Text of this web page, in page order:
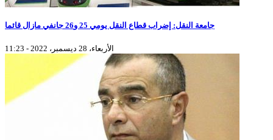
جامعة النقل: إضراب قطاع النقل يومي 25 و26 جانفي مازال قائما
الأربعاء، 28 ديسمبر، 2022 - 11:23